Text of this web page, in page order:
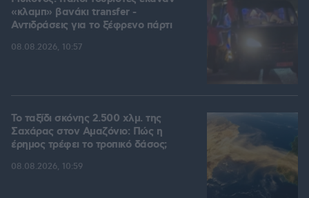
«κλαμπ» βανάκι transfer -
Αντιδράσεις για το ξέφρενο πάρτι
08.08.2026, 10:57
Το ταξίδι σκόνης 2.500 χλμ. της
Σαχάρας στον Αμαζόνιο: Πώς η
έρημος τρέφει το τροπικό δάσος;
08.08.2026, 10:59